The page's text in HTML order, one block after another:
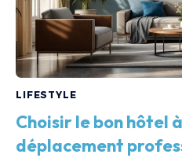
LIFESTYLE
Choisir le bon hôtel
déplacement